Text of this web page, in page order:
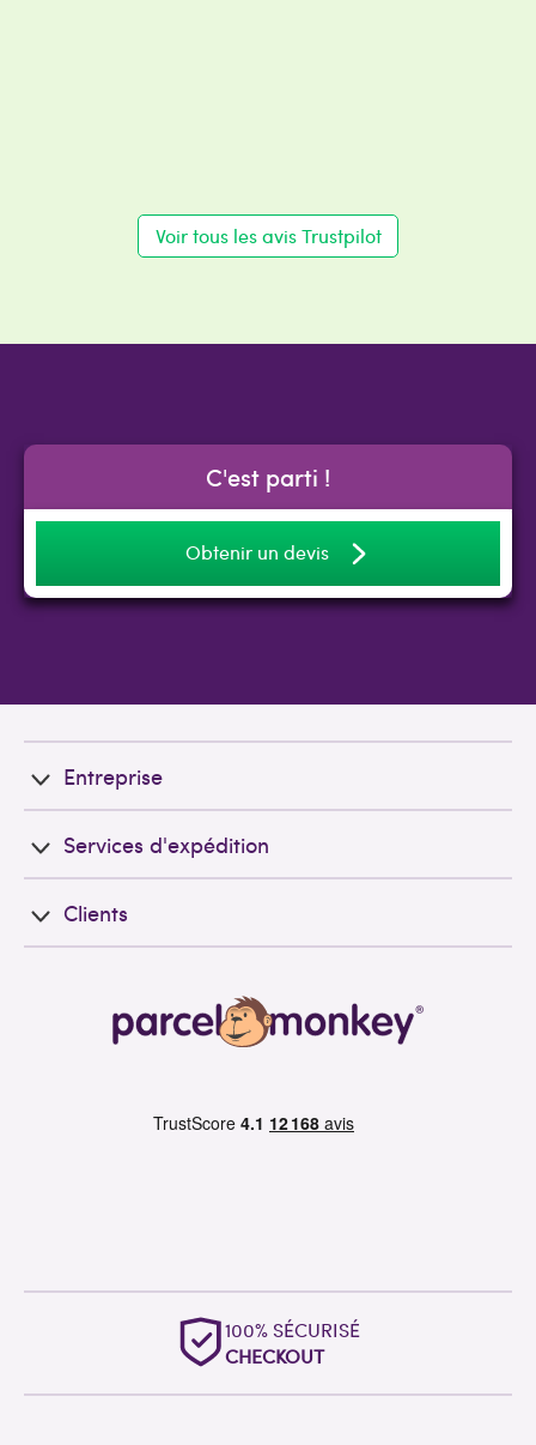
Voir tous les avis Trustpilot
C'est parti !
Obtenir un devis
Entreprise
Services d'expédition
Clients
UN SOUTIEN EXCEPTIONNEL
DANS LE MONDE ENTIER